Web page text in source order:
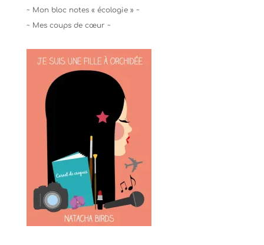
~ Mon bloc notes « écologie » ~
~ Mes coups de cœur ~